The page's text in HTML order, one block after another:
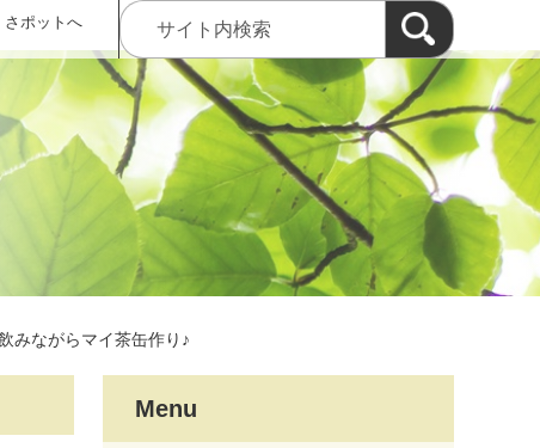
さポットへ
みながらマイ茶缶作り♪
Menu